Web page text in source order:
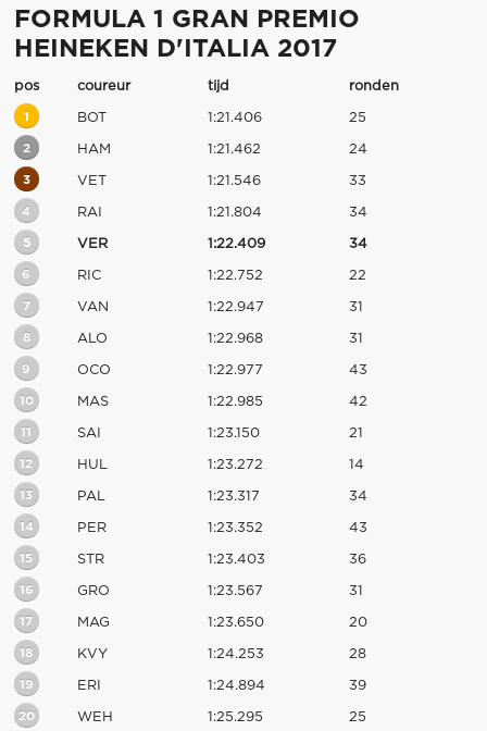
FORMULA 1 GRAN PREMIO
HEINEKEN D'ITALIA 2017
pos coureur tijd ronden
1 BOT 1:21.406 25
2 HAM 1:21.462 24
3 VET 1:21.546 33
4 RAI 1:21.804 34
5 VER 1:22.409 34
6 RIC 1:22.752 22
7 VAN 1:22.947 31
8 ALO 1:22.968 31
9 OCO 1:22.977 43
10 MAS 1:22.985 42
11 SAI 1:23.150 21
12 HUL 1:23.272 14
13 PAL 1:23.317 34
14 PER 1:23.352 43
15 STR 1:23.403 36
16 GRO 1:23.567 31
17 MAG 1:23.650 20
18 KVY 1:24.253 28
19 ERI 1:24.894 39
20 WEH 1:25.295 25